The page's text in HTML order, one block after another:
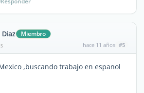
Miembro
hace 11 años #5
,buscando trabajo en espanol